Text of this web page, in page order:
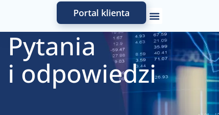
Portal klienta
Pytania
i odpowiedzi